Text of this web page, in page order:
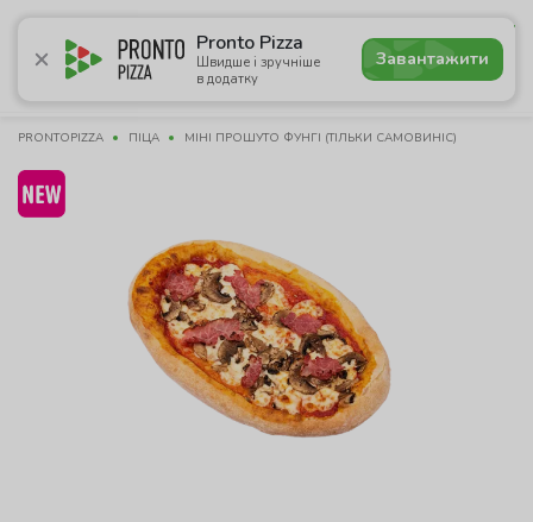
Pronto Pizza
Швидше і зручніше
в додатку
Завантажити
5.0
Акції Піца Суші Сети Бургери Комбо
PRONTOPIZZA ПІЦА МІНІ ПРОШУТО ФУНГІ (ТІЛЬКИ САМОВИНІС)